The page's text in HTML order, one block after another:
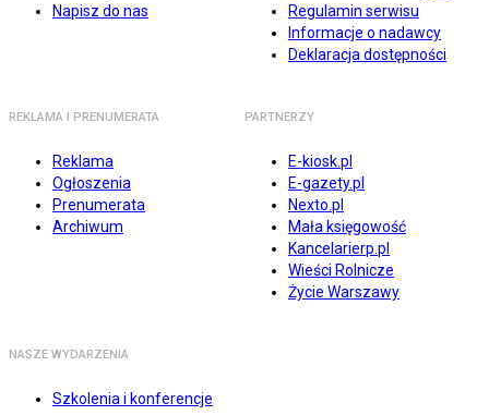
Napisz do nas
Regulamin serwisu
Informacje o nadawcy
Deklaracja dostępności
REKLAMA I PRENUMERATA
Reklama
Ogłoszenia
Prenumerata
Archiwum
PARTNERZY
E-kiosk.pl
E-gazety.pl
Nexto.pl
Mała księgowość
Kancelarierp.pl
Wieści Rolnicze
Życie Warszawy
NASZE WYDARZENIA
Szkolenia i konferencje